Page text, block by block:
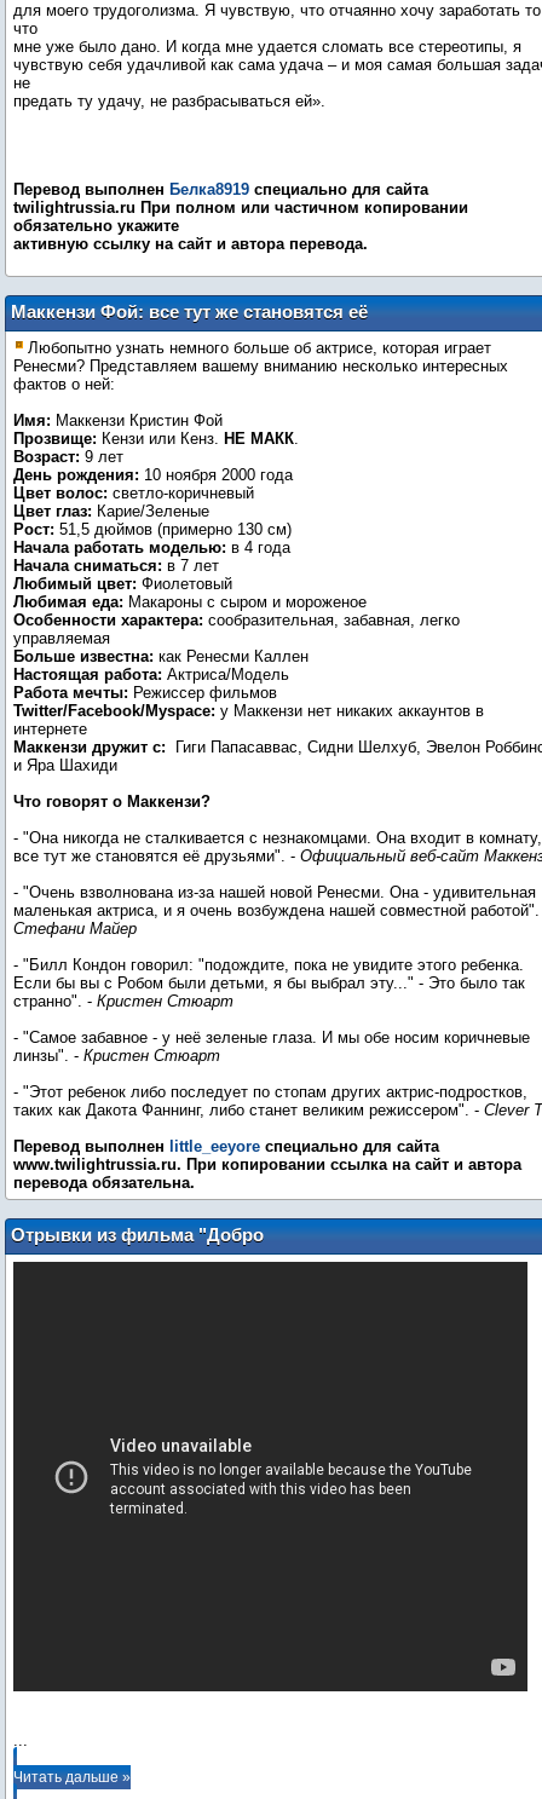
для моего трудоголизма. Я чувствую, что отчаянно хочу заработать
что
мне уже было дано. И когда мне удается сломать все стереотипы, я
чувствую себя удачливой как сама удача – и моя самая большая
не
предать ту удачу, не разбрасываться ей».
Перевод выполнен Белка8919 специально для сайта
twilightrussia.ru При полном или частичном копировании
обязательно укажите
активную ссылку на сайт и автора перевода.
Маккензи Фой: все тут же становятся её
друзьями...
Любопытно узнать немного больше об актрисе, которая играет
Ренесми? Представляем вашему вниманию несколько интересных
фактов о ней:
Имя: Маккензи Кристин Фой
Прозвище: Кензи или Кенз. НЕ МАКК.
Возраст: 9 лет
День рождения: 10 ноября 2000 года
Цвет волос: светло-коричневый
Цвет глаз: Карие/Зеленые
Рост: 51,5 дюймов (примерно 130 см)
Начала работать моделью: в 4 года
Начала сниматься: в 7 лет
Любимый цвет: Фиолетовый
Любимая еда: Макароны с сыром и мороженое
Особенности характера: сообразительная, забавная, легко
управляемая
Больше известна: как Ренесми Каллен
Настоящая работа: Актриса/Модель
Работа мечты: Режиссер фильмов
Twitter/Facebook/Myspace: у Маккензи нет никаких аккаунтов в
интернете
Маккензи дружит с: Гиги Папасаввас, Сидни Шелхуб, Эвелон
и Яра Шахиди
Что говорят о Маккензи?
- "Она никогда не сталкивается с незнакомцами. Она входит в
все тут же становятся её друзьями". - Официальный веб-сайт
- "Очень взволнована из-за нашей новой Ренесми. Она - удивительная
маленькая актриса, и я очень возбуждена нашей совместной
Стефани Майер
- "Билл Кондон говорил: "подождите, пока не увидите этого ребенка.
Если бы вы с Робом были детьми, я бы выбрал эту..." - Это было так
странно". - Кристен Стюарт
- "Самое забавное - у неё зеленые глаза. И мы обе носим коричневые
линзы". - Кристен Стюарт
- "Этот ребенок либо последует по стопам других актрис-подростков,
таких как Дакота Фаннинг, либо станет великим режиссером". - Clever
Перевод выполнен little_eeyore специально для сайта
www.twilightrussia.ru. При копировании ссылка на сайт и автора
перевода обязательна.
Отрывки из фильма "Добро
пожаловать к Райли" с Кристен Стюарт
...
Читать дальше »